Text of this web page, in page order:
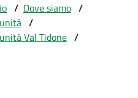
/ Dove siamo /
/
Val Tidone /